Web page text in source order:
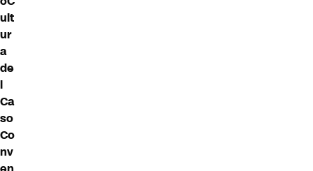
ult
ur
a
de
l
Ca
so
Co
nv